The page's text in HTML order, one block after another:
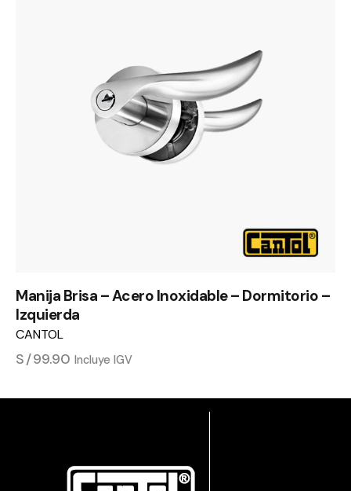
Manija Brisa – Acero Inoxidable – Dormitorio –
Izquierda
CANTOL
S/99.90 Incluye IGV